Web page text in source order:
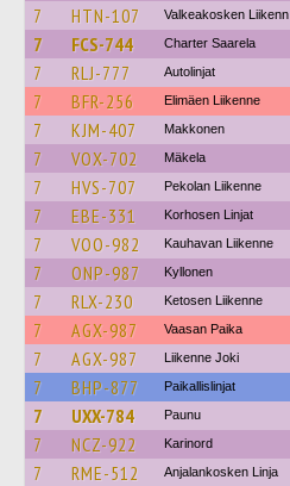
7 HTN-107 Valkeakosken Liikenn
7 FCS-744 Charter Saarela
7 RLJ-777 Autolinjat
7 BFR-256 Elimäen Liikenne
7 KJM-407 Makkonen
7 VOX-702 Mäkela
7 HVS-707 Pekolan Liikenne
7 EBE-331 Korhosen Linjat
7 VOO-982 Kauhavan Liikenne
7 ONP-987 Kyllonen
7 RLX-230 Ketosen Liikenne
7 AGX-987 Vaasan Paika
7 AGX-987 Liikenne Joki
7 BHP-877 Paikallislinjat
7 UXX-784 Paunu
7 NCZ-922 Karinord
7 RME-512 Anjalankosken Linja